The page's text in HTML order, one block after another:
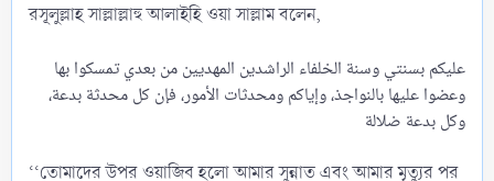
রসূলুল্লাহ সাল্লাল্লাহু আলাইহি ওয়া সাল্লাম বলেন,
عليكم بسنتي وسنة الخلفاء الراشدين المهديين من بعدي تمسكوا بها
وعضوا عليها بالنواجذ، وإياكم ومحدثات الأمور، فإن كل محدثة بدعة،
‘‘তোমাদের উপর ওয়াজিব হলো আমার সুন্নাত এবং আমার মৃত্যুর পর